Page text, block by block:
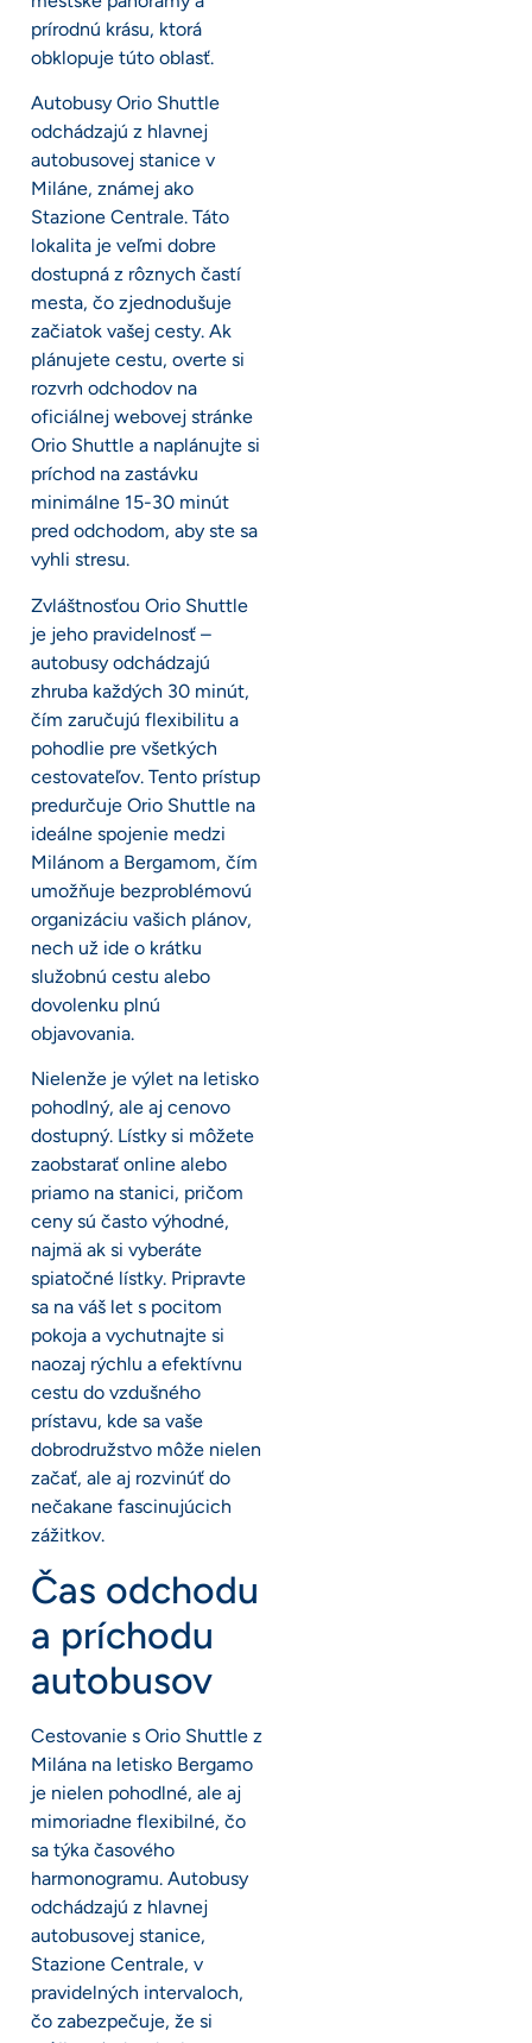
prírodnú krásu, ktorá
obklopuje túto oblasť.
Autobusy Orio Shuttle
odchádzajú z hlavnej
autobusovej stanice v
Miláne, známej ako
Stazione Centrale. Táto
lokalita je veľmi dobre
dostupná z rôznych častí
mesta, čo zjednodušuje
začiatok vašej cesty. Ak
plánujete cestu, overte si
rozvrh odchodov na
oficiálnej webovej stránke
Orio Shuttle a naplánujte si
príchod na zastávku
minimálne 15-30 minút
pred odchodom, aby ste sa
vyhli stresu.
Zvláštnosťou Orio Shuttle
je jeho pravidelnosť –
autobusy odchádzajú
zhruba každých 30 minút,
čím zaručujú flexibilitu a
pohodlie pre všetkých
cestovateľov. Tento prístup
predurčuje Orio Shuttle na
ideálne spojenie medzi
Milánom a Bergamom, čím
umožňuje bezproblémovú
organizáciu vašich plánov,
nech už ide o krátku
služobnú cestu alebo
dovolenku plnú
objavovania.
Nielenže je výlet na letisko
pohodlný, ale aj cenovo
dostupný. Lístky si môžete
zaobstarať online alebo
priamo na stanici, pričom
ceny sú často výhodné,
najmä ak si vyberáte
spiatočné lístky. Pripravte
sa na váš let s pocitom
pokoja a vychutnajte si
naozaj rýchlu a efektívnu
cestu do vzdušného
prístavu, kde sa vaše
dobrodružstvo môže nielen
začať, ale aj rozvinúť do
nečakane fascinujúcich
zážitkov.
Čas odchodu
a príchodu
autobusov
Cestovanie s Orio Shuttle z
Milána na letisko Bergamo
je nielen pohodlné, ale aj
mimoriadne flexibilné, čo
sa týka časového
harmonogramu. Autobusy
odchádzajú z hlavnej
autobusovej stanice,
Stazione Centrale, v
pravidelných intervaloch,
čo zabezpečuje, že si